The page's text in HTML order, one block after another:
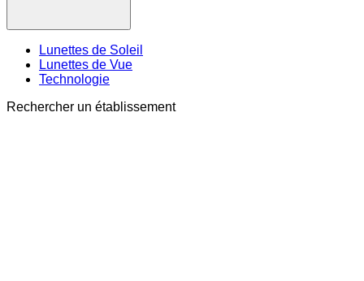
Lunettes de Soleil
Lunettes de Vue
Technologie
Rechercher un établissement